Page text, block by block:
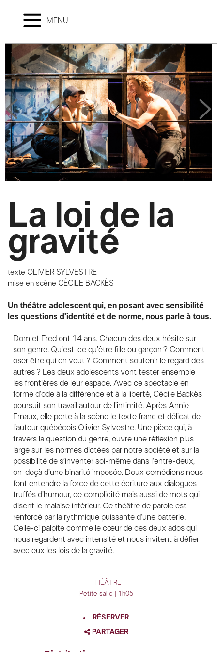
MENU
La loi de la
gravité
texte OLIVIER SYLVESTRE
mise en scène CÉCILE BACKÈS
Un théâtre adolescent qui, en posant avec sensibilité
les questions d’identité et de norme, nous parle à tous.
Dom et Fred ont 14 ans. Chacun des deux hésite sur
son genre. Qu’est-ce qu’être fille ou garçon ? Comment
oser être qui on veut ? Comment soutenir le regard des
autres ? Les deux adolescents vont tester ensemble
les frontières de leur espace. Avec ce spectacle en
forme d’ode à la différence et à la liberté, Cécile Backès
poursuit son travail autour de l’intimité. Après Annie
Ernaux, elle porte à la scène le texte franc et délicat de
l’auteur québécois Olivier Sylvestre. Une pièce qui, à
travers la question du genre, ouvre une réflexion plus
large sur les normes dictées par notre société et sur la
possibilité de s’inventer soi-même dans l’entre-deux,
en-deçà d’une binarité imposée. Deux comédiens nous
font entendre la force de cette écriture aux dialogues
truffés d’humour, de complicité mais aussi de mots qui
disent le malaise intérieur. Ce théâtre de parole est
renforcé par la rythmique puissante d’une batterie.
Celle-ci palpite comme le cœur de ces deux ados qui
nous regardent avec intensité et nous invitent à défier
avec eux les lois de la gravité.
THÉÂTRE
Petite salle | 1h05
RÉSERVER
PARTAGER